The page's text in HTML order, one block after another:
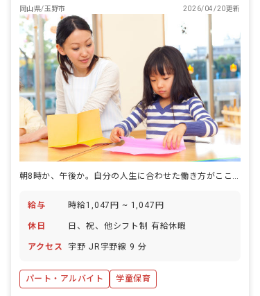
岡山県/玉野市
2026/04/20更新
朝8時か、午後か。自分の人生に合わせた働き方がここにある。
給与 時給1,047円 ~ 1,047円
休日 日、祝、他シフト制 有給休暇
アクセス 宇野 JR宇野線 9 分
パート・アルバイト 学童保育